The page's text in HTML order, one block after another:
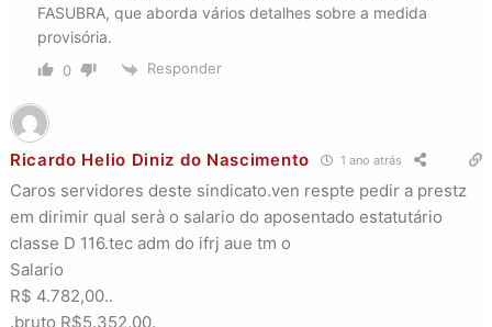
FASUBRA, que aborda vários detalhes sobre a medida
provisória.
0 Responder
Ricardo Helio Diniz do Nascimento 1 ano atrás
Caros servidores deste sindicato.ven respte pedir a prestz
em dirimir qual serà o salario do aposentado estatutário
classe D 116.tec adm do ifrj aue tm o
Salario
R$ 4.782,00..
.bruto R$5.352,00.